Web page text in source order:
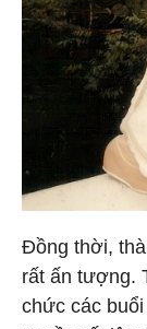
Đồng thời,
rất ấn tượng.
chức các